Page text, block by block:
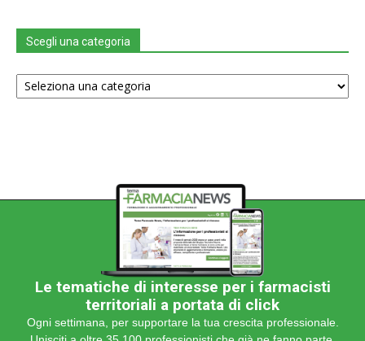
Scegli una categoria
Scegli
una
Le tematiche di interesse per i farmacisti
territoriali a portata di click
Ogni settimana, per supportare la tua crescita professionale.